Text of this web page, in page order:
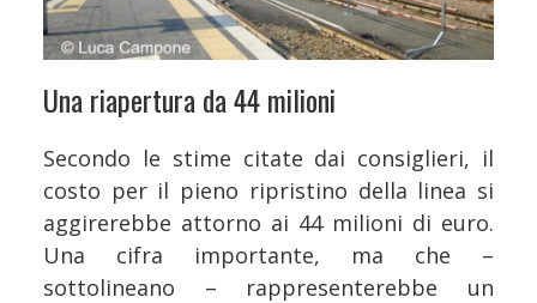
Una riapertura da 44 milioni
Secondo le stime citate dai consiglieri, il
costo per il pieno ripristino della linea si
aggirerebbe attorno ai 44 milioni di euro.
Una cifra importante, ma che –
sottolineano – rappresenterebbe un